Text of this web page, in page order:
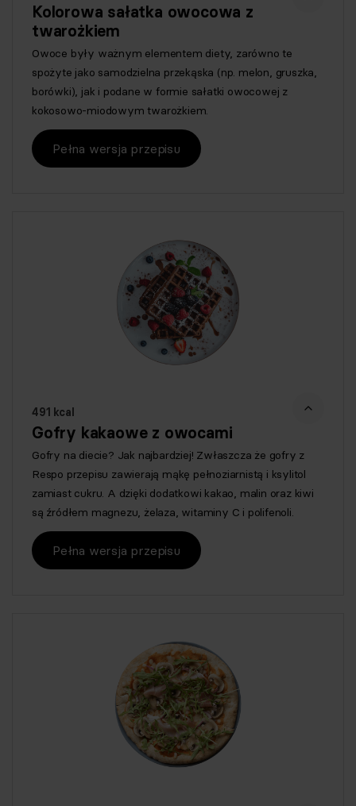
Kolorowa sałatka owocowa z
twarożkiem
Owoce były ważnym elementem diety, zarówno te
spożyte jako samodzielna przekąska (np. melon, gruszka,
borówki), jak i podane w formie sałatki owocowej z
kokosowo-miodowym twarożkiem.
Pełna wersja przepisu
491 kcal
Gofry kakaowe z owocami
Gofry na diecie? Jak najbardziej! Zwłaszcza że gofry z
Respo przepisu zawierają mąkę pełnoziarnistą i ksylitol
zamiast cukru. A dzięki dodatkowi kakao, malin oraz kiwi
są źródłem magnezu, żelaza, witaminy C i polifenoli.
Pełna wersja przepisu